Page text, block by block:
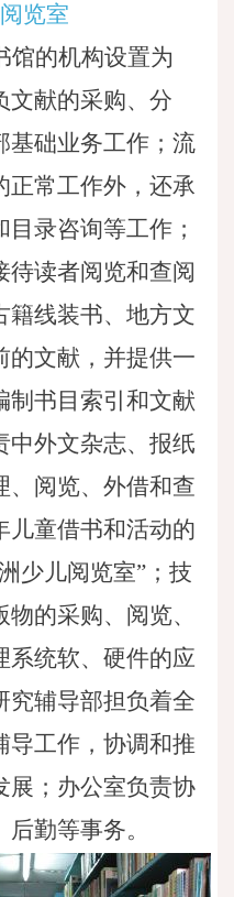
览室
馆的机构设置为
文献的采购、分
基础业务工作；流
正常工作外，还承
录咨询等工作；
待读者阅览和查阅
籍线装书、地方文
的文献，并提供一
制书目索引和文献
中外文杂志、报纸
、阅览、外借和查
儿童借书和活动的
少儿阅览室”；技
的采购、阅览、
系统软、硬件的应
究辅导部担负着全
导工作，协调和推
展；办公室负责协
勤等事务。